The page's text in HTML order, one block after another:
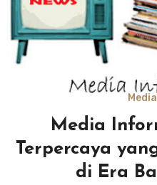
Media
Terpercaya
di Era